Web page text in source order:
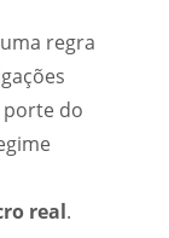
regra
do
real.